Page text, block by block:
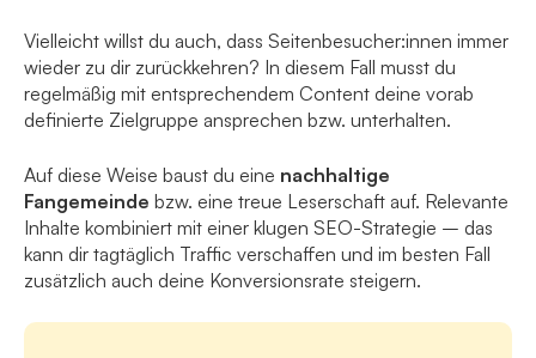
Vielleicht willst du auch, dass Seitenbesucher:innen immer
wieder zu dir zurückkehren? In diesem Fall musst du
regelmäßig mit entsprechendem Content deine vorab
definierte Zielgruppe ansprechen bzw. unterhalten.
Auf diese Weise baust du eine nachhaltige
Fangemeinde bzw. eine treue Leserschaft auf. Relevante
Inhalte kombiniert mit einer klugen SEO-Strategie – das
kann dir tagtäglich Traffic verschaffen und im besten Fall
zusätzlich auch deine Konversionsrate steigern.